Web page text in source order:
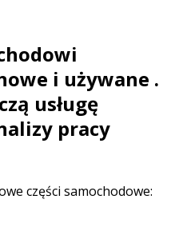
i używane .
usługę
pracy
części samochodowe: